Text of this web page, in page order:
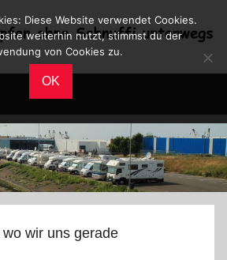
wir uns gerade
Diese Website verwendet Cookies.
weiterhin nutzt, stimmst du der
von Cookies zu.
OK